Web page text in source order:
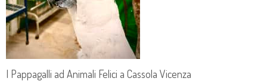
I Pappagalli ad Animali Felici a Cassola Vicenza